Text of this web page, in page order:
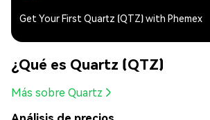
Get Your First Quartz (QTZ) with Phemex
¿Qué es Quartz (QTZ)
Más sobre Quartz